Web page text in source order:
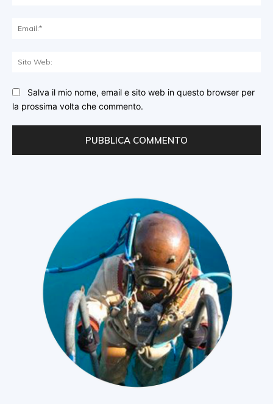
Salva il mio nome, email e sito web in questo browser per
la prossima volta che commento.